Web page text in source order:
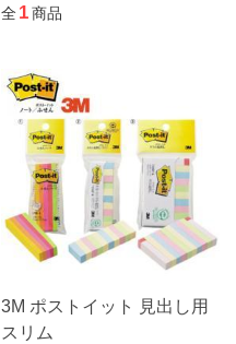
全1商品
3M ポストイット 見出し用
スリム